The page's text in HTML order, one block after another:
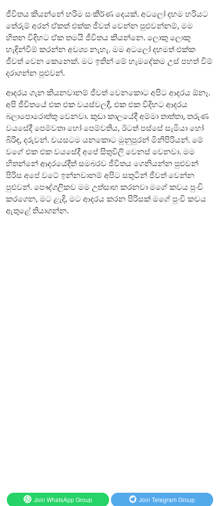
ජීවිතය කියන්නේ හරිම සංකීර්ණ දෙයක්. අටලෝ දහම හරියට
තේරුම් අරන් ඒකත් එක්ක ජීවත් වෙන්න පුළුවන්නම්, මම
හිතන විදිහට ඒක තමයි ජීවිතය කියන්නෙ. ලොකු ලොකු
හැඳින්වීම් කරන්න අවශ්‍ය නැහැ. මම අටලෝ දහමත් එක්ක
ජීවත් වෙන කෙනෙක්. මට ඉතින් මේ හැමදේකම උස් පහත් වීම්
දරාගන්න පුළුවන්.
ආදරය ගැන කියනවානම් ජීවත් වෙනකොට අපිට ආදරය ඕනෑ.
අපි ජීවිතයේ එක එක වයස්වලදී, එක එක විදිහට ආදරය
බලාපොරොත්තු වෙනවා. කුඩා කාලයේදී අම්මා තාත්තා, තරුණ
වයසේදී පෙම්වතා හෝ පෙම්වතිය, ඊටත් පස්සේ සැමියා හෝ
බිරිඳ, දරුවන්. වයසටම යනකොට මුනුපුරන් මිනිපිරියන්. මේ
වගේ එක එක වයසේදී අපේ සිතුවිලි වෙනස් වෙනවා. මම
හිතන්නේ ආදරයේදීත් සමබරව ජීවිතය ගෙනියන්න පුළුවන්
පිරිස අපේ වටේ ඉන්නවානම් අපිට සතුටින් ජීවත් වෙන්න
පුළුවන්. පෞද්ගලිකව මම උත්සාහ කරනවා මගේ කවය පුංචි
කරගෙන, මට ළැදි, මට ආදරය කරන පිරිසක් මගේ පුංචි කවය
ඇතුළේ තියාගන්න.
Join WhatsApp Group Join Telegram Group